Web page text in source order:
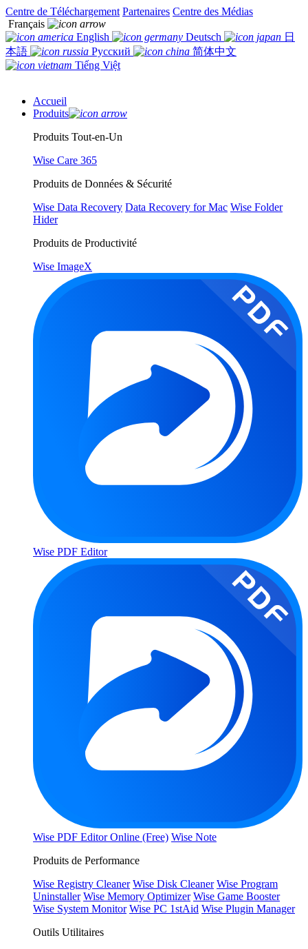
Centre de Téléchargement Partenaires Centre des Médias
Français
English
Deutsch
日
本語
Русский
简体中文
Tiếng Việt
Accueil
Produits
Produits Tout-en-Un
Wise Care 365
Produits de Données & Sécurité
Wise Data Recovery Data Recovery for Mac Wise Folder
Hider
Produits de Productivité
Wise ImageX
Wise PDF Editor
Wise PDF Editor Online (Free) Wise Note
Produits de Performance
Wise Registry Cleaner Wise Disk Cleaner Wise Program
Uninstaller Wise Memory Optimizer Wise Game Booster
Wise System Monitor Wise PC 1stAid Wise Plugin Manager
Outils Utilitaires